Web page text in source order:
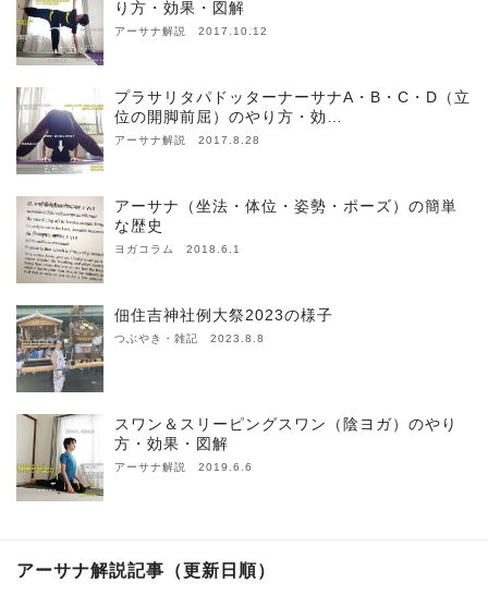
り方・効果・図解
アーサナ解説 2017.10.12
プラサリタパドッターナーサナA・B・C・D（立
位の開脚前屈）のやり方・効…
アーサナ解説 2017.8.28
アーサナ（坐法・体位・姿勢・ポーズ）の簡単
な歴史
ヨガコラム 2018.6.1
佃住吉神社例大祭2023の様子
つぶやき・雑記 2023.8.8
スワン＆スリーピングスワン（陰ヨガ）のやり
方・効果・図解
アーサナ解説 2019.6.6
アーサナ解説記事（更新日順）